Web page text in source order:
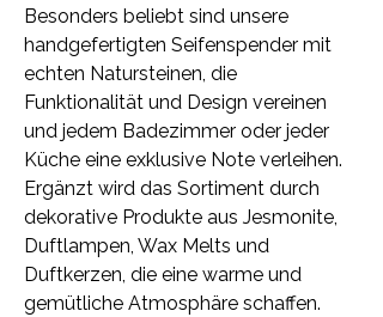
Besonders beliebt sind unsere
handgefertigten Seifenspender mit
echten Natursteinen, die
Funktionalität und Design vereinen
und jedem Badezimmer oder jeder
Küche eine exklusive Note verleihen.
Ergänzt wird das Sortiment durch
dekorative Produkte aus Jesmonite,
Duftlampen, Wax Melts und
Duftkerzen, die eine warme und
gemütliche Atmosphäre schaffen.